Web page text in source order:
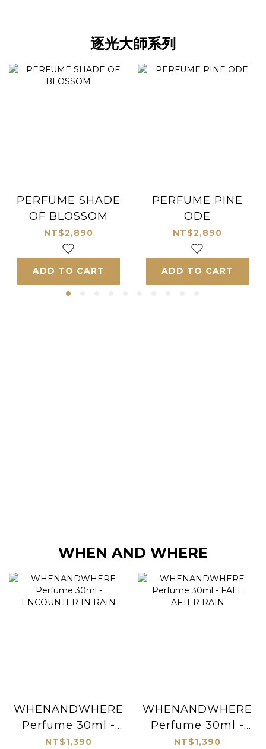
逐光大師系列
PERFUME SHADE
OF BLOSSOM
NT$2,890
ADD TO CART
PERFUME PINE
ODE
NT$2,890
ADD TO CART
WHEN AND WHERE
WHENANDWHERE
Perfume 30ml -
ENCOUNTER IN
NT$1,390
WHENANDWHERE
Perfume 30ml -
FALL AFTER RAIN
NT$1,390